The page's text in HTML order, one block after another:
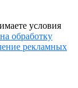
условия
обработку
рекламных